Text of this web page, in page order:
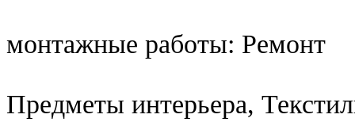
монтажные работы: Ремонт
Предметы интерьера,